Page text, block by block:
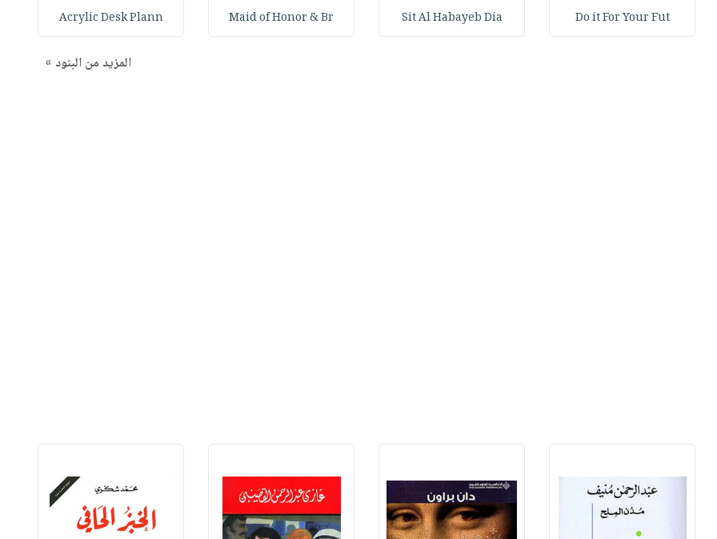
Do it For Your Fut
Sit Al Habayeb Dia
Maid of Honor & Br
Acrylic Desk Plann
المزيد من البنود »